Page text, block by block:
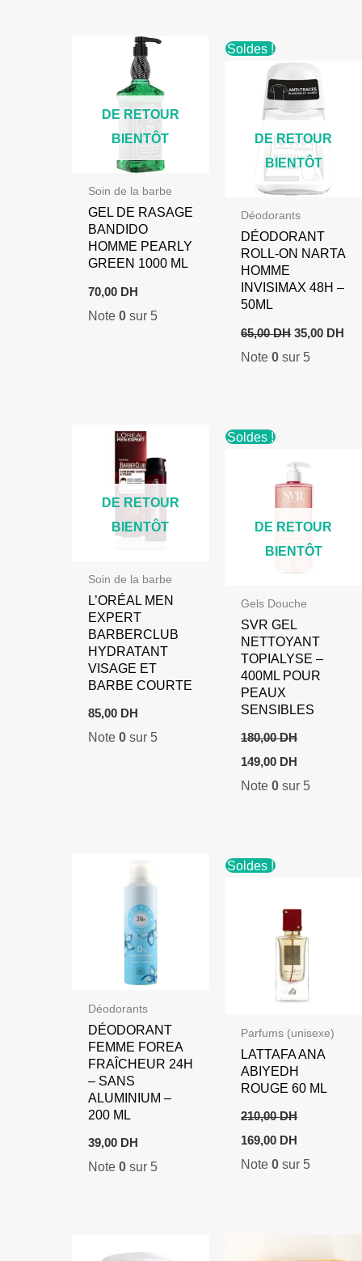
DE RETOUR
BIENTÔT
Soin de la barbe
GEL DE RASAGE
BANDIDO
HOMME PEARLY
GREEN 1000 ML
70,00 DH
Note 0sur 5
Soldes !
DE RETOUR
BIENTÔT
Déodorants
DÉODORANT
ROLL-ON NARTA
HOMME
INVISIMAX 48H –
50ML
65,00DH Le
prix
initial
35,00 DH
Note0 sur 5
DE RETOUR
BIENTÔT
Soin de la barbe
L’ORÉAL MEN
EXPERT
BARBERCLUB
HYDRATANT
VISAGE ET
BARBE COURTE
85,00 DH
Note 0sur 5
Soldes !
DE RETOUR
BIENTÔT
Gels Douche
SVR GEL
NETTOYANT
TOPIALYSE –
400ML POUR
PEAUX
SENSIBLES
180,00DH
Le
prix
initial
149,00 DH
actuel
Note0 sur 5
Déodorants
DÉODORANT
FEMME FOREA
FRAÎCHEUR 24H
– SANS
ALUMINIUM –
200 ML
39,00 DH
Note 0sur 5
Soldes !
Parfums (unisexe)
LATTAFA ANA
ABIYEDH
ROUGE 60 ML
210,00DH
Le
prix
initial
169,00 DH
actuel
Note0 sur 5